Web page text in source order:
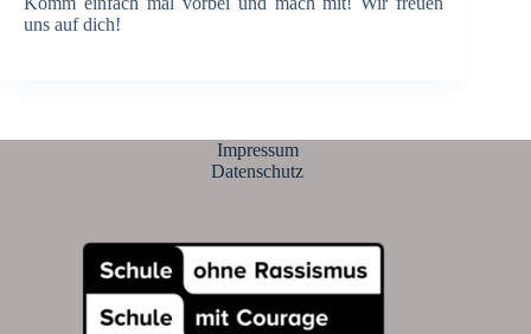
uns auf dich!
Impressum
Datenschutz